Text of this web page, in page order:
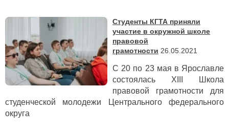
Студенты КГТА приняли
участие в окружной школе
правовой
грамотности 26.05.2021
С 20 по 23 мая в Ярославле
состоялась ХIII Школа
правовой грамотности для
студенческой молодежи Центрального федерального
округа